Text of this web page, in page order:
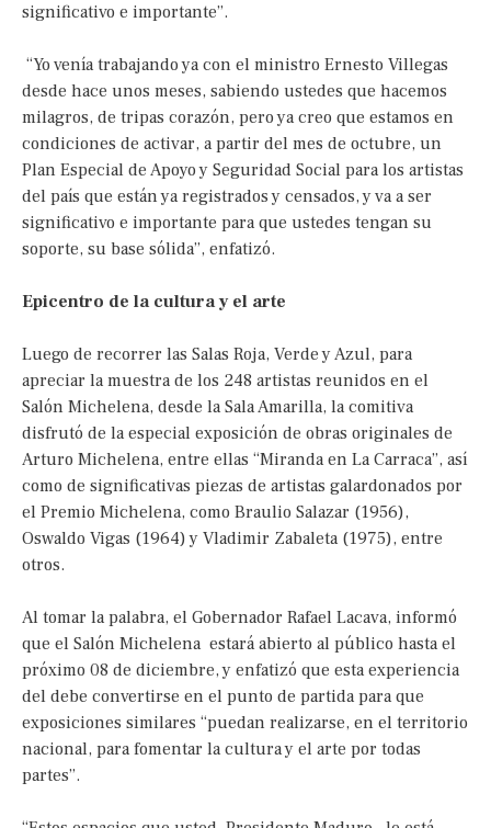
significativo e importante”.
“Yo venía trabajando ya con el ministro Ernesto Villegas
desde hace unos meses, sabiendo ustedes que hacemos
milagros, de tripas corazón, pero ya creo que estamos en
condiciones de activar, a partir del mes de octubre, un
Plan Especial de Apoyo y Seguridad Social para los artistas
del país que están ya registrados y censados, y va a ser
significativo e importante para que ustedes tengan su
soporte, su base sólida”, enfatizó.
Epicentro de la cultura y el arte
Luego de recorrer las Salas Roja, Verde y Azul, para
apreciar la muestra de los 248 artistas reunidos en el
Salón Michelena, desde la Sala Amarilla, la comitiva
disfrutó de la especial exposición de obras originales de
Arturo Michelena, entre ellas “Miranda en La Carraca”, así
como de significativas piezas de artistas galardonados por
el Premio Michelena, como Braulio Salazar (1956),
Oswaldo Vigas (1964) y Vladimir Zabaleta (1975), entre
otros.
Al tomar la palabra, el Gobernador Rafael Lacava, informó
que el Salón Michelena estará abierto al público hasta el
próximo 08 de diciembre, y enfatizó que esta experiencia
del debe convertirse en el punto de partida para que
exposiciones similares “puedan realizarse, en el territorio
nacional, para fomentar la cultura y el arte por todas
partes”.